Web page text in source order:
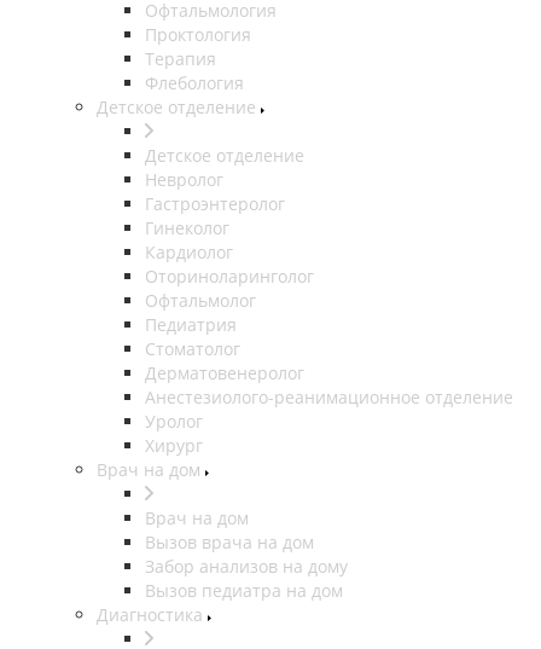
Офтальмология
Проктология
Терапия
Флебология
Детское отделение
Детское отделение
Невролог
Гастроэнтеролог
Гинеколог
Кардиолог
Оториноларинголог
Офтальмолог
Педиатрия
Стоматолог
Дерматовенеролог
Анестезиолого-реанимационное отделение
Уролог
Хирург
Врач на дом
Врач на дом
Вызов врача на дом
Забор анализов на дому
Вызов педиатра на дом
Диагностика